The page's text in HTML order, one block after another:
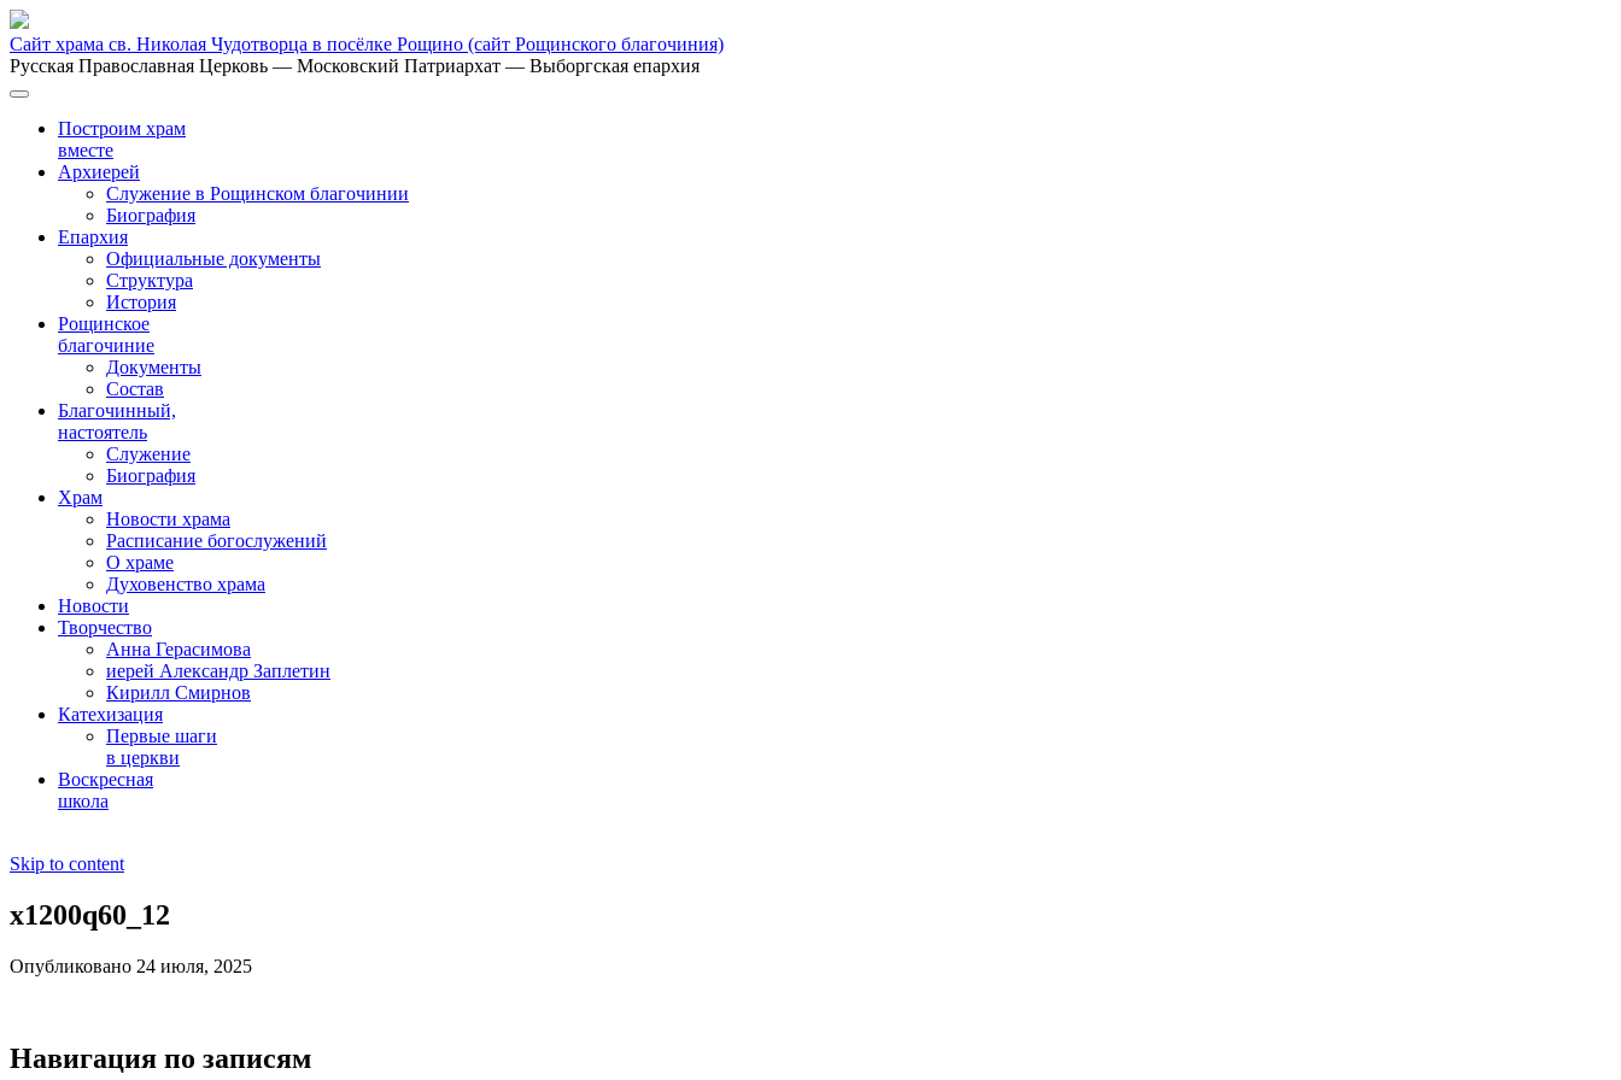
Сайт храма св. Николая Чудотворца в посёлке Рощино (сайт Рощинского благочиния)
Русская Православная Церковь — Московский Патриархат — Выборгская епархия
Построим храм
вместе
Архиерей
Служение в Рощинском благочинии
Биография
Епархия
Официальные документы
Структура
История
Рощинское
благочиние
Документы
Состав
Благочинный,
настоятель
Служение
Биография
Храм
Новости храма
Расписание богослужений
О храме
Духовенство храма
Новости
Творчество
Анна Герасимова
иерей Александр Заплетин
Кирилл Смирнов
Катехизация
Первые шаги
в церкви
Воскресная
школа
Skip to content
x1200q60_12
Опубликовано 24 июля, 2025
Навигация по записям